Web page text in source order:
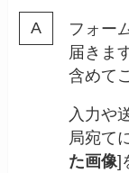
フォー
届きま
含めて
入力や
局宛て
た画像]